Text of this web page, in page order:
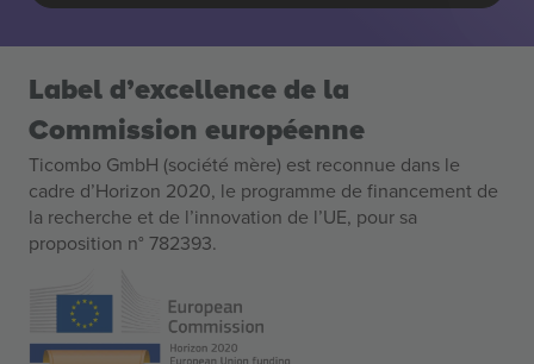
Label d’excellence de la
Commission européenne
Ticombo GmbH (société mère) est reconnue dans le
cadre d’Horizon 2020, le programme de financement de
la recherche et de l’innovation de l’UE, pour sa
proposition n° 782393.